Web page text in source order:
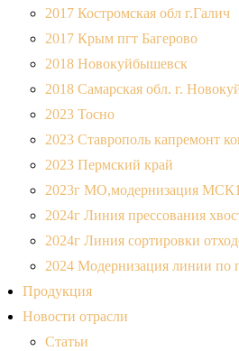
2017 Костромская обл г.Галич
2017 Крым пгт Багерово
2018 Новокуйбышевск
2018 Самарская обл. г.
2023 Тосно
2023 Ставрополь капремонт
2023 Пермский край
2023г МО,модернизация
2024г Линия прессования
2024г Линия сортировки
2024 Модернизация линии по
Продукция
Новости отрасли
Статьи